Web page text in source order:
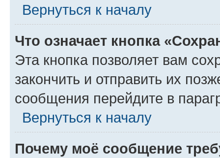
Вернуться к началу
Что означает кнопка
Эта кнопка позволяет вам
закончить и отправить их
сообщения перейдите в
Вернуться к началу
Почему моё сообщение